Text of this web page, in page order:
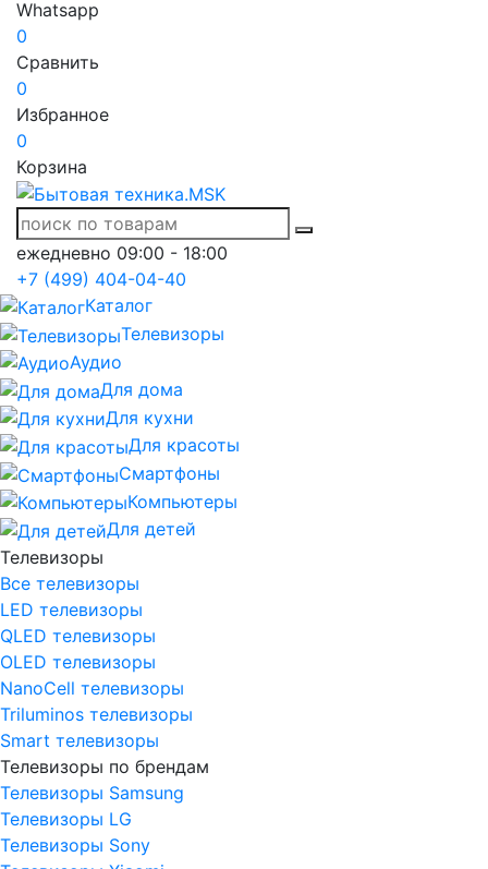
Whatsapp
0
Сравнить
0
Избранное
0
Корзина
ежедневно 09:00 - 18:00
+7 (499) 404-04-40
Каталог
Телевизоры
Аудио
Для дома
Для кухни
Для красоты
Смартфоны
Компьютеры
Для детей
Телевизоры
Все телевизоры
LED телевизоры
QLED телевизоры
OLED телевизоры
NanoCell телевизоры
Triluminos телевизоры
Smart телевизоры
Телевизоры по брендам
Телевизоры Samsung
Телевизоры LG
Телевизоры Sony